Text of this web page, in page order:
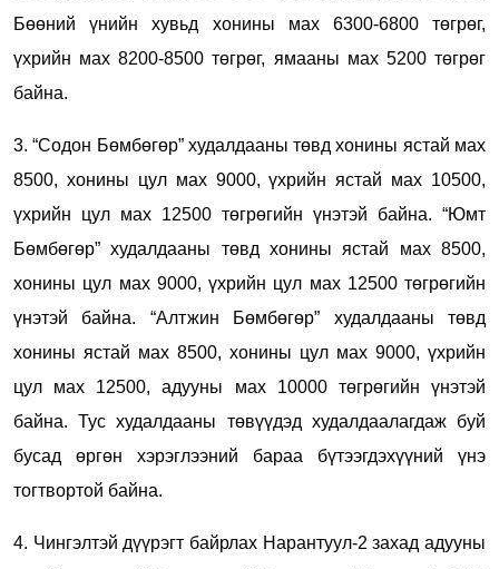
Бөөний үнийн хувьд хонины мах 6300-6800 төгрөг,
үхрийн мах 8200-8500 төгрөг, ямааны мах 5200 төгрөг
байна.
3. “Содон Бөмбөгөр” худалдааны төвд хонины ястай мах
8500, хонины цул мах 9000, үхрийн ястай мах 10500,
үхрийн цул мах 12500 төгрөгийн үнэтэй байна. “Юмт
Бөмбөгөр” худалдааны төвд хонины ястай мах 8500,
хонины цул мах 9000, үхрийн цул мах 12500 төгрөгийн
үнэтэй байна. “Алтжин Бөмбөгөр” худалдааны төвд
хонины ястай мах 8500, хонины цул мах 9000, үхрийн
цул мах 12500, адууны мах 10000 төгрөгийн үнэтэй
байна. Тус худалдааны төвүүдэд худалдаалагдаж буй
бусад өргөн хэрэглээний бараа бүтээгдэхүүний үнэ
тогтвортой байна.
4. Чингэлтэй дүүрэгт байрлах Нарантуул-2 захад адууны